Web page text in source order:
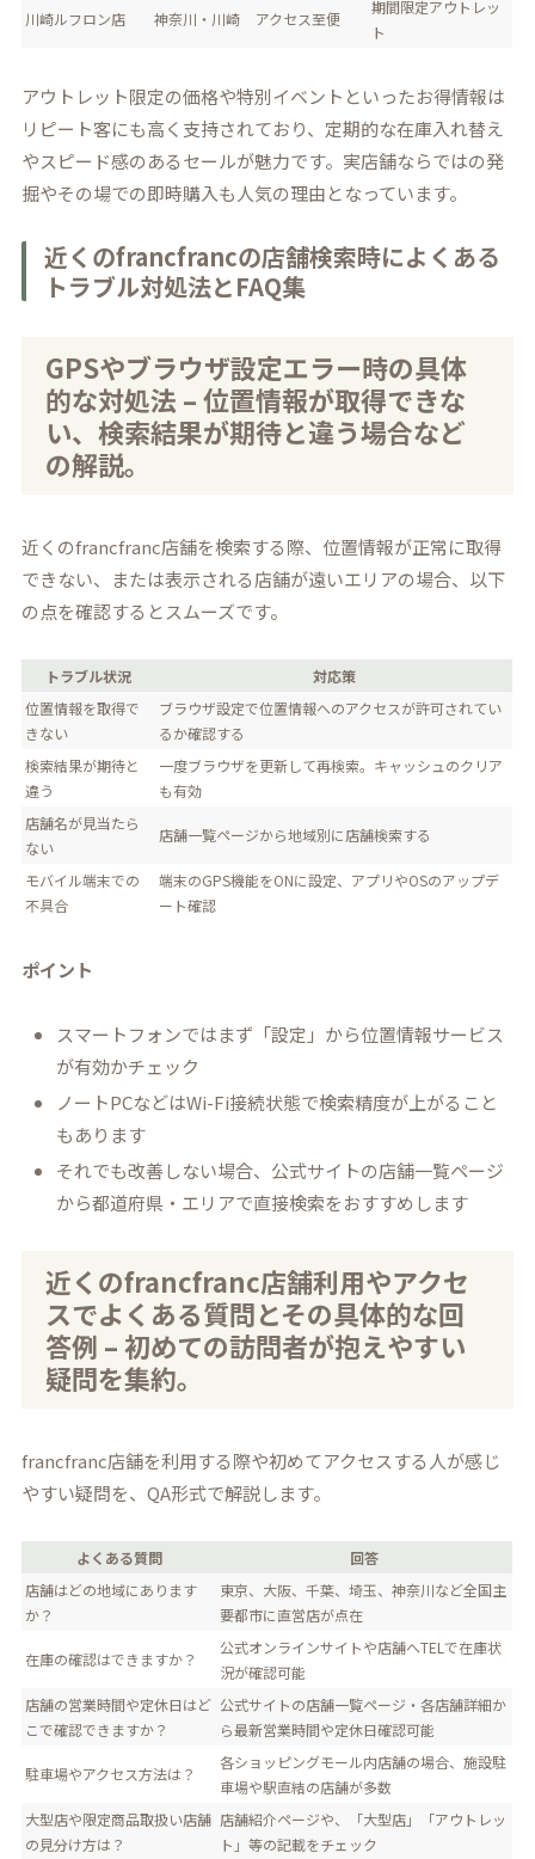
川崎ルフロン店 神奈川・川崎 アクセス至便
期間限定アウトレッ
ト
アウトレット限定の価格や特別イベントといったお得情報は
リピート客にも高く支持されており、定期的な在庫入れ替え
やスピード感のあるセールが魅力です。実店舗ならではの発
掘やその場での即時購入も人気の理由となっています。
近くのfrancfrancの店舗検索時によくある
トラブル対処法とFAQ集
GPSやブラウザ設定エラー時の具体
的な対処法 – 位置情報が取得できな
い、検索結果が期待と違う場合など
の解説。
近くのfrancfranc店舗を検索する際、位置情報が正常に取得
できない、または表示される店舗が遠いエリアの場合、以下
の点を確認するとスムーズです。
トラブル状況
対応策
位置情報を取得で
きない
ブラウザ設定で位置情報へのアクセスが許可されてい
るか確認する
検索結果が期待と
違う
一度ブラウザを更新して再検索。キャッシュのクリア
も有効
店舗名が見当たら
ない
店舗一覧ページから地域別に店舗検索する
モバイル端末での
不具合
端末のGPS機能をONに設定、アプリやOSのアップデ
ート確認
ポイント
スマートフォンではまず「設定」から位置情報サービス
が有効かチェック
ノートPCなどはWi-Fi接続状態で検索精度が上がること
もあります
それでも改善しない場合、公式サイトの店舗一覧ページ
から都道府県・エリアで直接検索をおすすめします
近くのfrancfranc店舗利用やアクセ
スでよくある質問とその具体的な回
答例 – 初めての訪問者が抱えやすい
疑問を集約。
francfranc店舗を利用する際や初めてアクセスする人が感じ
やすい疑問を、QA形式で解説します。
よくある質問
回答
店舗はどの地域にあります
か？
東京、大阪、千葉、埼玉、神奈川など全国主
要都市に直営店が点在
在庫の確認はできますか？
公式オンラインサイトや店舗へTELで在庫状
況が確認可能
店舗の営業時間や定休日はど
こで確認できますか？
公式サイトの店舗一覧ページ・各店舗詳細か
ら最新営業時間や定休日確認可能
駐車場やアクセス方法は？
各ショッピングモール内店舗の場合、施設駐
車場や駅直結の店舗が多数
大型店や限定商品取扱い店舗
の見分け方は？
店舗紹介ページや、「大型店」「アウトレッ
ト」等の記載をチェック